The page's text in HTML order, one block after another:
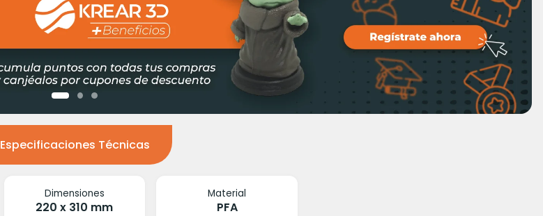
Especificaciones Técnicas
Dimensiones
220 x 310 mm
Material
PFA